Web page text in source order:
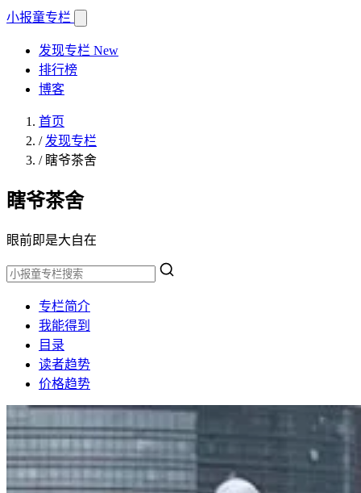
小报童专栏
发现专栏 New
排行榜
博客
首页
/ 发现专栏
/ 瞎爷茶舍
瞎爷茶舍
眼前即是大自在
专栏简介
我能得到
目录
读者趋势
价格趋势